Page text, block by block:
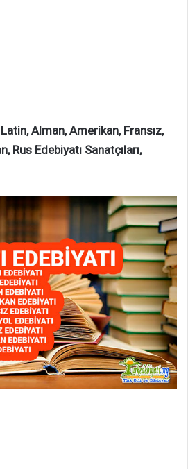
Alman, Amerikan, Fransız,
Rus Edebiyatı Sanatçıları,